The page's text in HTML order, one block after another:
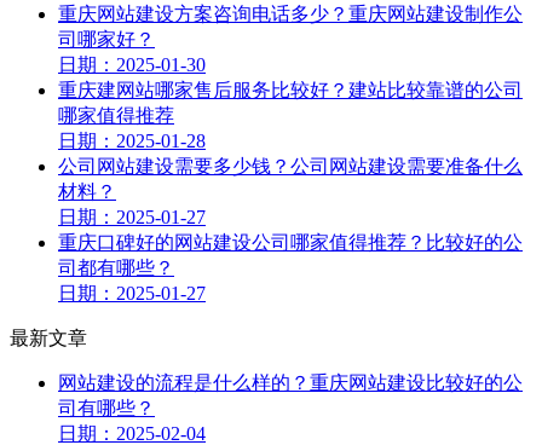
重庆网站建设方案咨询电话多少？重庆网站建设制作公
司哪家好？
日期：2025-01-30
重庆建网站哪家售后服务比较好？建站比较靠谱的公司
哪家值得推荐
日期：2025-01-28
公司网站建设需要多少钱？公司网站建设需要准备什么
材料？
日期：2025-01-27
重庆口碑好的网站建设公司哪家值得推荐？比较好的公
司都有哪些？
日期：2025-01-27
最新文章
网站建设的流程是什么样的？重庆网站建设比较好的公
司有哪些？
日期：2025-02-04